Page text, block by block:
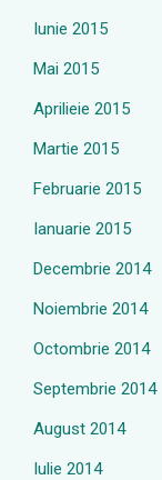
Iunie 2015
Mai 2015
Aprilieie 2015
Martie 2015
Februarie 2015
Ianuarie 2015
Decembrie 2014
Noiembrie 2014
Octombrie 2014
Septembrie 2014
August 2014
Iulie 2014